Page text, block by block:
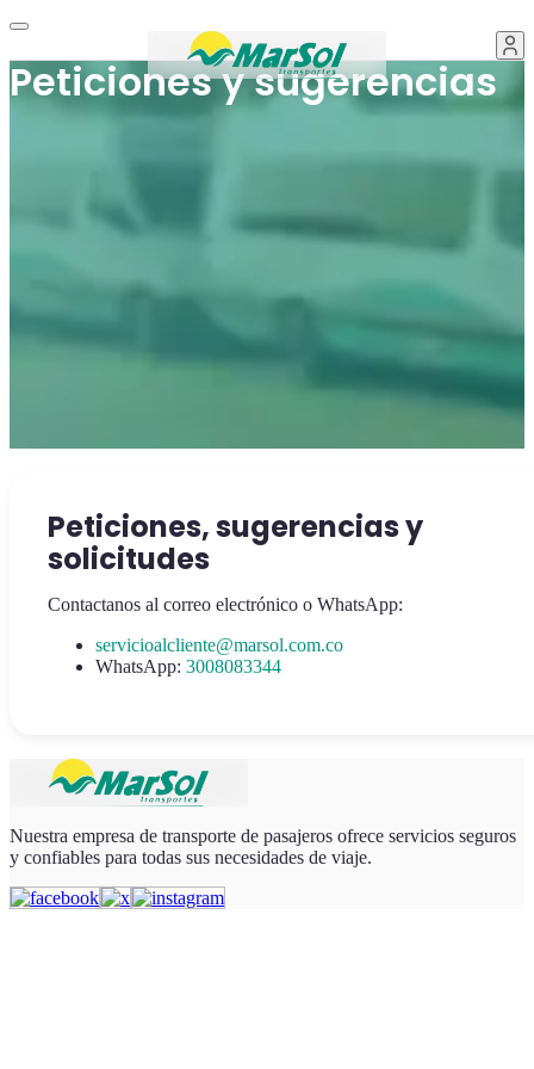
Peticiones y sugerencias
Peticiones, sugerencias y
solicitudes
Contactanos al correo electrónico o WhatsApp:
servicioalcliente@marsol.com.co
WhatsApp: 3008083344
Nuestra empresa de transporte de pasajeros ofrece servicios seguros
y confiables para todas sus necesidades de viaje.